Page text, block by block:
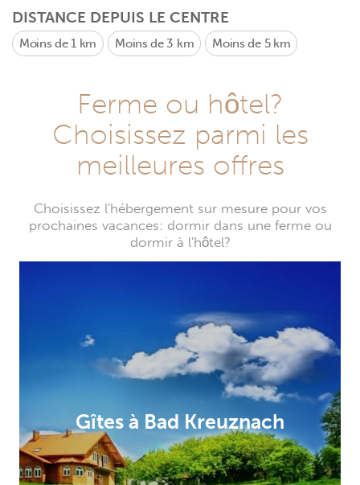
DISTANCE DEPUIS LE CENTRE
Moins de 1 km Moins de 3 km Moins de 5 km
Ferme ou hôtel?
Choisissez parmi les
meilleures offres
Choisissez l'hébergement sur mesure pour vos
prochaines vacances: dormir dans une ferme ou
dormir à l'hôtel?
Gîtes à Bad Kreuznach